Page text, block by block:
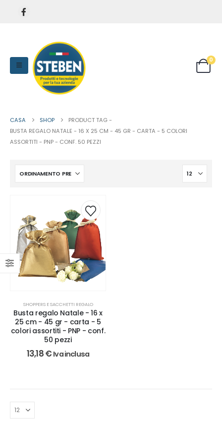
0
CASA SHOP
PRODUCT TAG -
BUSTA REGALO NATALE - 16 X 25 CM - 45 GR - CARTA - 5 COLORI
ASSORTITI - PNP - CONF. 50 PEZZI
SHOPPERS E SACCHETTI REGALO
Busta regalo Natale - 16 x
25 cm - 45 gr - carta - 5
colori assortiti - PNP - conf.
50 pezzi
13,18€ Iva inclusa